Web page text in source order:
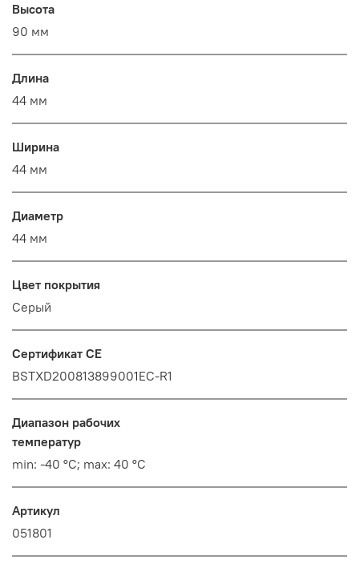
Высота
90 мм
Длина
44 мм
Ширина
44 мм
Диаметр
44 мм
Цвет покрытия
Серый
Сертификат CE
BSTXD200813899001EC-R1
Диапазон рабочих
температур
min: -40 °C; max: 40 °C
Артикул
051801